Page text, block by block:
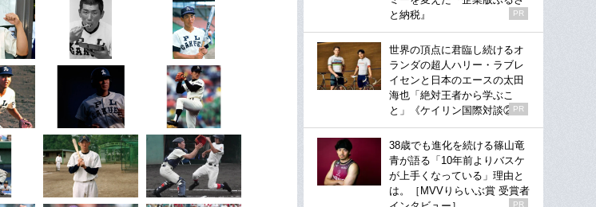
と納税』
PR
世界の頂点に君臨し続けるオ
ランダの超人ハリー・ラブレ
イセンと日本のエースの太田
海也「絶対王者から学ぶこ
と」《ケイリン国際対談②》
PR
38歳でも進化を続ける篠山竜
青が語る「10年前よりバスケ
が上手くなっている」理由と
は。［MVVりらいぶ賞 受賞者
PR